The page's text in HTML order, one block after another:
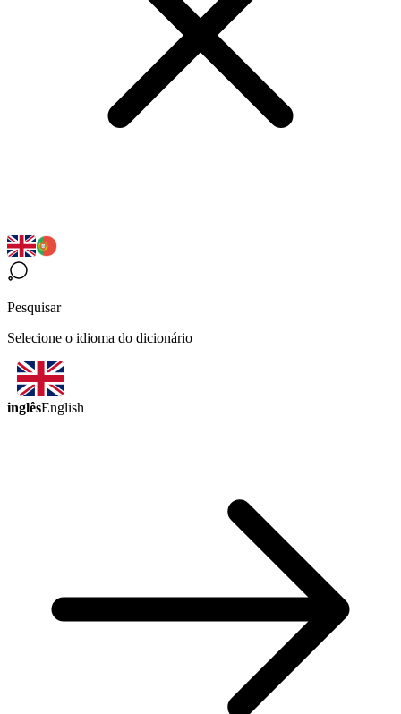
Pesquisar
Selecione o idioma do dicionário
inglêsEnglish